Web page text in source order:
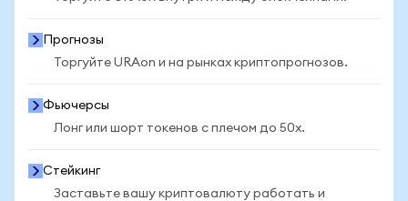
Прогнозы
Торгуйте URAon и на рынках криптопрогнозов.
Фьючерсы
Лонг или шорт токенов с плечом до 50x.
Стейкинг
Заставьте вашу криптовалюту работать и